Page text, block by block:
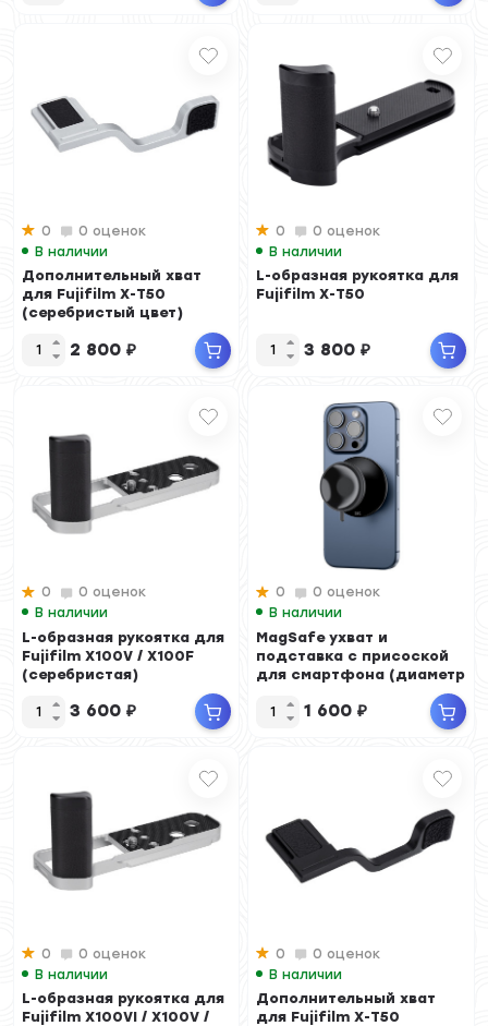
0
0 оценок
В наличии
Дополнительный хват
для Fujifilm X-T50
(серебристый цвет)
2 800 ₽
0
0 оценок
В наличии
L-образная рукоятка для
Fujifilm X-T50
3 800 ₽
0
0 оценок
В наличии
L-образная рукоятка для
Fujifilm X100V / X100F
(серебристая)
3 600 ₽
0
0 оценок
В наличии
MagSafe ухват и
подставка с присоской
для смартфона (диаметр
1 600 ₽
0
0 оценок
В наличии
L-образная рукоятка для
Fujifilm X100VI / X100V /
0
0 оценок
В наличии
Дополнительный хват
для Fujifilm X-T50